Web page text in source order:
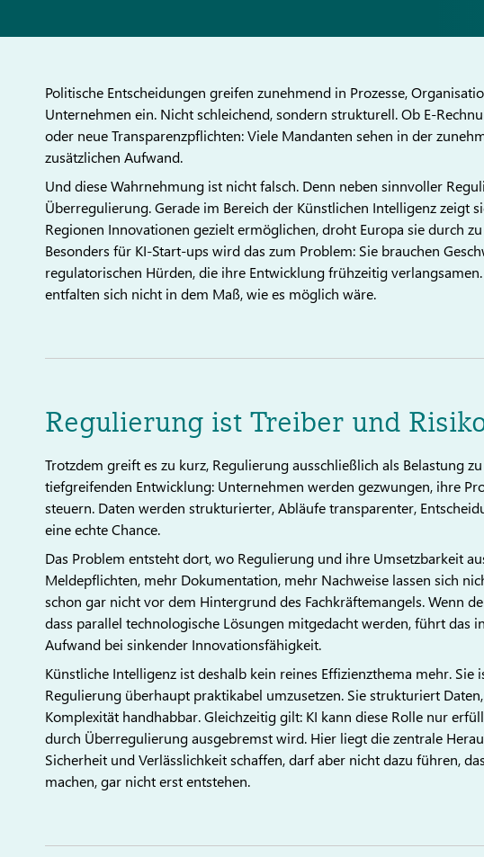
Politische Entscheidungen greifen zunehmend in Prozesse,
Unternehmen ein. Nicht schleichend, sondern strukturell. Ob E-
oder neue Transparenzpflichten: Viele Mandanten sehen in der
zusätzlichen Aufwand.
Und diese Wahrnehmung ist nicht falsch. Denn neben sinnvoller
Überregulierung. Gerade im Bereich der Künstlichen Intelligenz zeigt
Regionen Innovationen gezielt ermöglichen, droht Europa sie durch
Besonders für KI-Start-ups wird das zum Problem: Sie brauchen
regulatorischen Hürden, die ihre Entwicklung frühzeitig
entfalten sich nicht in dem Maß, wie es möglich wäre.
Regulierung ist Treiber und
Trotzdem greift es zu kurz, Regulierung ausschließlich als Belastung
tiefgreifenden Entwicklung: Unternehmen werden gezwungen, ihre
steuern. Daten werden strukturierter, Abläufe transparenter,
eine echte Chance.
Das Problem entsteht dort, wo Regulierung und ihre Umsetzbarkeit
Meldepflichten, mehr Dokumentation, mehr Nachweise lassen sich
schon gar nicht vor dem Hintergrund des Fachkräftemangels. Wenn
dass parallel technologische Lösungen mitgedacht werden, führt das
Aufwand bei sinkender Innovationsfähigkeit.
Künstliche Intelligenz ist deshalb kein reines Effizienzthema mehr. Sie
Regulierung überhaupt praktikabel umzusetzen. Sie strukturiert
Komplexität handhabbar. Gleichzeitig gilt: KI kann diese Rolle nur
durch Überregulierung ausgebremst wird. Hier liegt die zentrale
Sicherheit und Verlässlichkeit schaffen, darf aber nicht dazu führen,
machen, gar nicht erst entstehen.